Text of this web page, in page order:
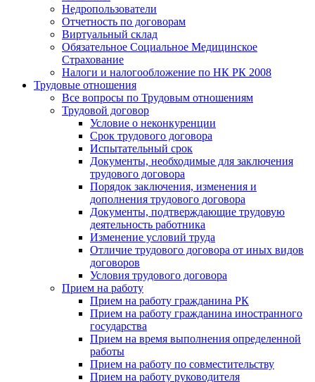
Недропользователи
Отчетность по договорам
Виртуальный склад
Обязательное Социальное Медицинское
Страхование
Налоги и налогообложение по НК РК 2008
Трудовые отношения
Все вопросы по Трудовым отношениям
Трудовой договор
Условие о неконкуренции
Срок трудового договора
Испытательный срок
Документы, необходимые для заключения
трудового договора
Порядок заключения, изменения и
дополнения трудового договора
Документы, подтверждающие трудовую
деятельность работника
Изменение условий труда
Отличие трудового договора от иных видов
договоров
Условия трудового договора
Прием на работу
Прием на работу гражданина РК
Прием на работу гражданина иностранного
государства
Прием на время выполнения определенной
работы
Прием на работу по совместительству
Прием на работу руководителя